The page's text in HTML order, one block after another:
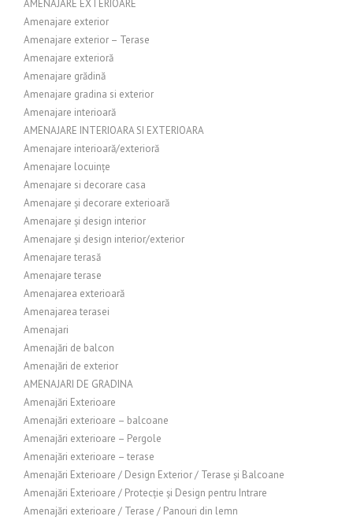
AMENAJARE EXTERIOARE
Amenajare exterior
Amenajare exterior – Terase
Amenajare exterioră
Amenajare grădină
Amenajare gradina si exterior
Amenajare interioară
AMENAJARE INTERIOARA SI EXTERIOARA
Amenajare interioară/exterioră
Amenajare locuințe
Amenajare si decorare casa
Amenajare și decorare exterioară
Amenajare și design interior
Amenajare și design interior/exterior
Amenajare terasă
Amenajare terase
Amenajarea exterioară
Amenajarea terasei
Amenajari
Amenajări de balcon
Amenajări de exterior
AMENAJARI DE GRADINA
Amenajări Exterioare
Amenajări exterioare – balcoane
Amenajări exterioare – Pergole
Amenajări exterioare – terase
Amenajări Exterioare / Design Exterior / Terase și Balcoane
Amenajări Exterioare / Protecție și Design pentru Intrare
Amenajări exterioare / Terase / Panouri din lemn